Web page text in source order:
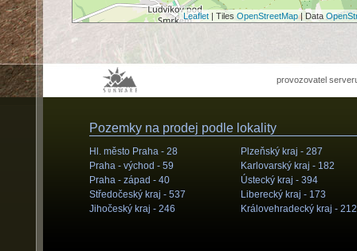
Leaflet | Tiles OpenStreetMap| Data
provozovatel
Pozemky na prodej podle lokality
Hl. město Praha - 28
Praha - východ - 59
Praha - západ - 40
Středočeský kraj - 537
Jihočeský kraj - 246
Plzeňský kraj - 287
Karlovarský kraj - 182
Ústecký kraj - 394
Liberecký kraj - 173
Královehradecký kraj - 212